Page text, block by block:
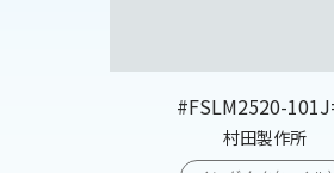
#FSLM2520-
村田製作所